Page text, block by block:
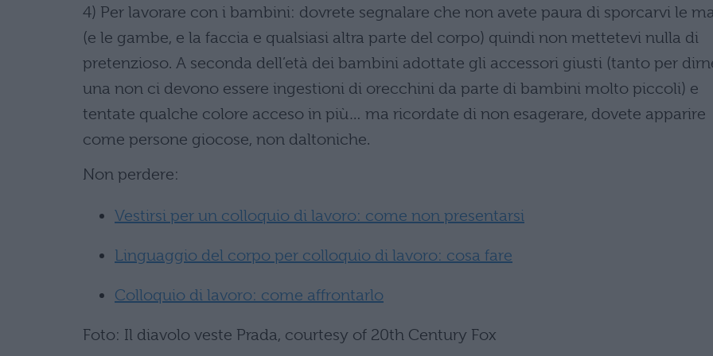
4) Per lavorare con i bambini: dovrete segnalare che non avete paura di sporcarvi le
(e le gambe, e la faccia e qualsiasi altra parte del corpo) quindi non mettetevi nulla di
pretenzioso. A seconda dell’età dei bambini adottate gli accessori giusti (tanto per
una non ci devono essere ingestioni di orecchini da parte di bambini molto piccoli) e
tentate qualche colore acceso in più… ma ricordate di non esagerare, dovete apparire
come persone giocose, non daltoniche.
Non perdere:
Vestirsi per un colloquio di lavoro: come non presentarsi
Linguaggio del corpo per colloquio di lavoro: cosa fare
Colloquio di lavoro: come affrontarlo
Foto: Il diavolo veste Prada, courtesy of 20th Century Fox